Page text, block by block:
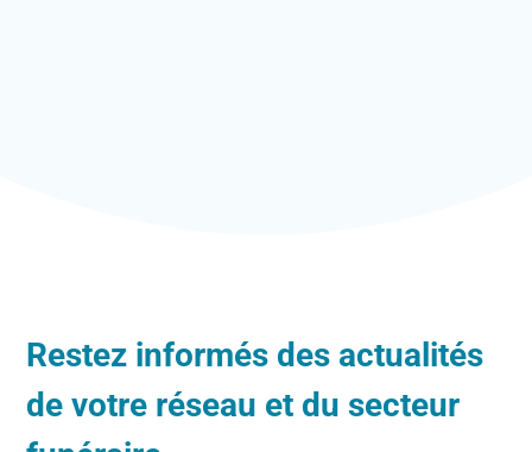
Restez informés des actualités
de votre réseau et du secteur